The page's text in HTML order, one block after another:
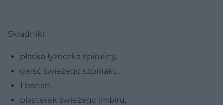
Składniki:
płaska łyżeczka spiruliny,
garść świeżego szpinaku,
1 banan,
plasterek świeżego imbiru,